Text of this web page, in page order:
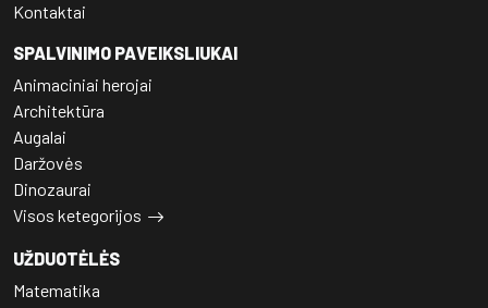
Kontaktai
SPALVINIMO PAVEIKSLIUKAI
Animaciniai herojai
Architektūra
Augalai
Daržovės
Dinozaurai
Visos ketegorijos
UŽDUOTĖLĖS
Matematika